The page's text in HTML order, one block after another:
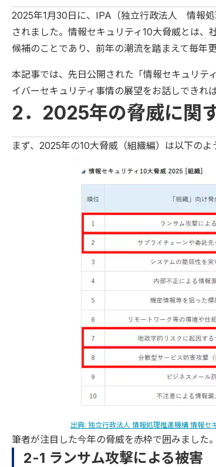
2025年1月30日に、IPA（独立行政法人 情報
されました。情報セキュリティ10大脅威とは
候補のことであり、前年の潮流を踏まえて毎年更
本記事では、先日公開された「情報セキュリテ
イバーセキュリティ事情の展望をお話しできれば
2．2025年の脅威に関
まず、2025年の10大脅威（組織編）は以下のよ
出典: 独立行政法人 情報処理推進機構 情報セ
筆者が注目した今年の脅威を赤枠で囲みました
2-1 ランサム攻撃による被害